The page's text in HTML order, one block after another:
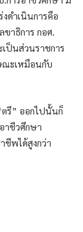
ดำเนินการคือ
าธิการ กอศ.
ป็นส่วนราชการ
ณะเหมือนกับ
รี” ออกไปนั้นก็
าชีวศึกษา
ชีพได้สูงกว่า